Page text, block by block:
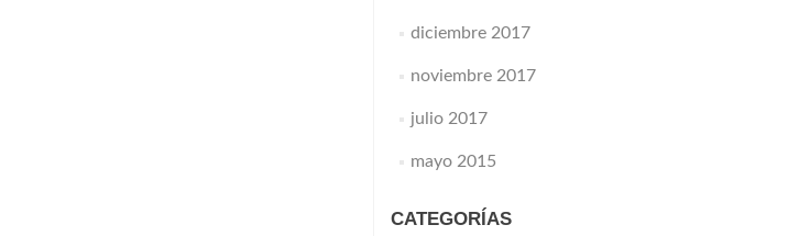
diciembre 2017
noviembre 2017
julio 2017
mayo 2015
CATEGORÍAS